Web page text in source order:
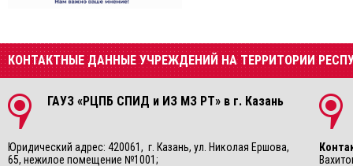
КОНТАКТНЫЕ ДАННЫЕ УЧРЕЖДЕНИЙ НА ТЕРРИТОРИИ
ГАУЗ «РЦПБ СПИД и ИЗ МЗ РТ» в г. Казань
Юридический адрес: 420061, г. Казань, ул. Николая Ершова,
65, нежилое помещение №1001;